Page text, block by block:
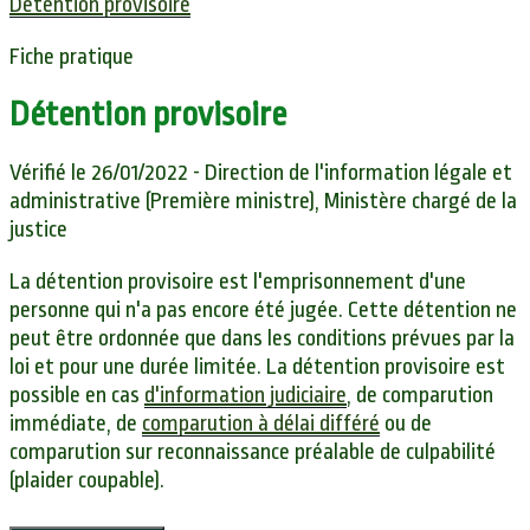
Fiche pratique
Détention provisoire
Vérifié le 26/01/2022 - Direction de l'information légale et
administrative (Première ministre), Ministère chargé de la
justice
La détention provisoire est l'emprisonnement d'une
personne qui n'a pas encore été jugée. Cette détention ne
peut être ordonnée que dans les conditions prévues par la
loi et pour une durée limitée. La détention provisoire est
possible en cas d'information judiciaire, de comparution
immédiate, de comparution à délai différé ou de
comparution sur reconnaissance préalable de culpabilité
(plaider coupable).